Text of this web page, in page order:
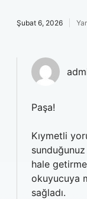
Şubat 6, 2026
Paşa!
Kıymetli
sunduğunuz
hale
okuyucuya
sağladı.